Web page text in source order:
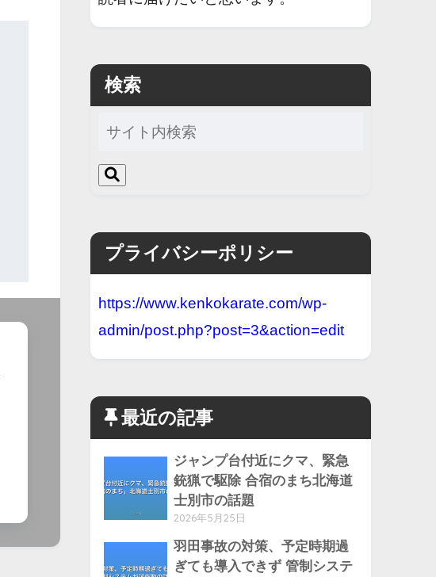
検索
プライバシーポリシー
https://www.kenkokarate.com/wp-
admin/post.php?post=3&action=edit
最近の記事
ジャンプ台付近にクマ、緊急
銃猟で駆除 合宿のまち北海道
士別市の話題
2026年5月25日
羽田事故の対策、予定時期過
ぎても導入できず 管制システ